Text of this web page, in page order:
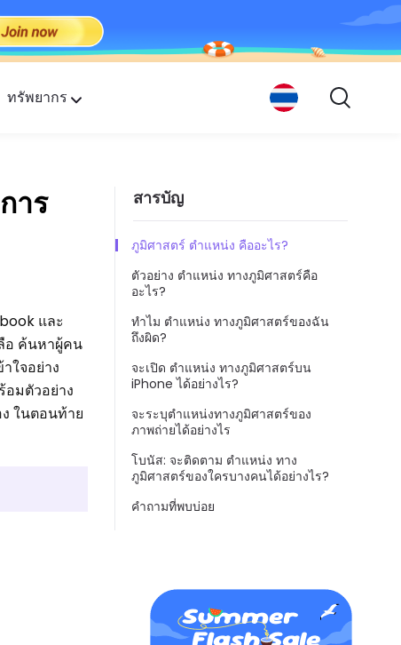
ทรัพยากร
าร
และ
อ ค้นหาผู้คน
ใจอย่าง
อมตัวอย่าง
ในตอนท้าย
สารบัญ
ภูมิศาสตร์ ตำแหน่ง คืออะไร?
ตัวอย่าง ตำแหน่ง ทางภูมิศาสตร์คือ
อะไร?
ทำไม ตำแหน่ง ทางภูมิศาสตร์ของฉัน
ถึงผิด?
จะเปิด ตำแหน่ง ทางภูมิศาสตร์บน
iPhone ได้อย่างไร?
จะระบุตำแหน่งทางภูมิศาสตร์ของ
ภาพถ่ายได้อย่างไร
โบนัส: จะติดตาม ตำแหน่ง ทาง
ภูมิศาสตร์ของใครบางคนได้อย่างไร?
คำถามที่พบบ่อย